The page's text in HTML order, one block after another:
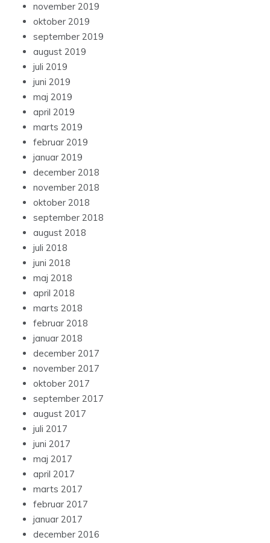
november 2019
oktober 2019
september 2019
august 2019
juli 2019
juni 2019
maj 2019
april 2019
marts 2019
februar 2019
januar 2019
december 2018
november 2018
oktober 2018
september 2018
august 2018
juli 2018
juni 2018
maj 2018
april 2018
marts 2018
februar 2018
januar 2018
december 2017
november 2017
oktober 2017
september 2017
august 2017
juli 2017
juni 2017
maj 2017
april 2017
marts 2017
februar 2017
januar 2017
december 2016